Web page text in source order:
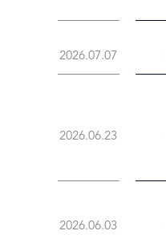
2026.07.07
2026.06.23
2026.06.03